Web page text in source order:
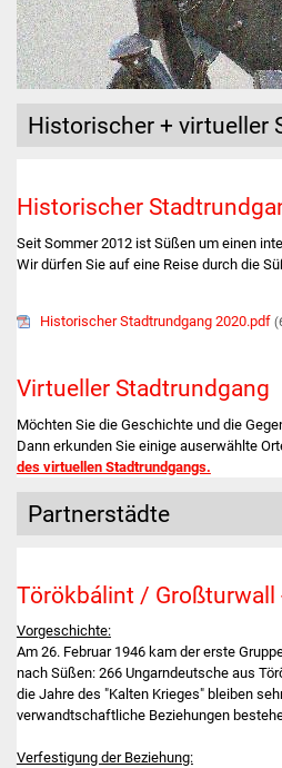
Historischer + virtueller
Historischer
Seit Sommer 2012 ist Süßen um einen
Wir dürfen Sie auf eine Reise durch die
Historischer Stadtrundgang 2020.pdf
Virtueller Stadtrundgang
Möchten Sie die Geschichte und die
Dann erkunden Sie einige auserwählte
des virtuellen Stadtrundgangs.
Partnerstädte
Törökbálint / Großturwall
Vorgeschichte:
Am 26. Februar 1946 kam der erste
nach Süßen: 266 Ungarndeutsche aus
die Jahre des "Kalten Krieges" bleiben
verwandtschaftliche Beziehungen
Verfestigung der Beziehung: